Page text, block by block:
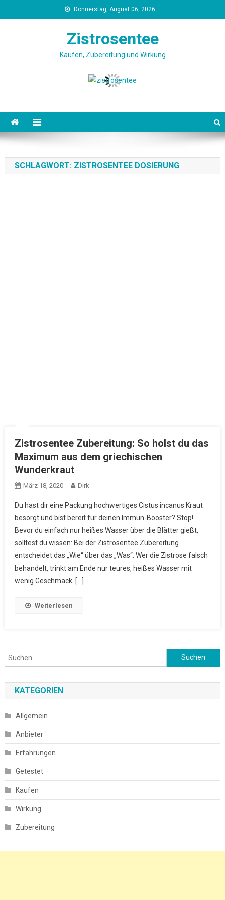
to
Donnerstag, August 06, 2026
Zistrosentee
Kaufen, Zubereitung und Wirkung
SCHLAGWORT: ZISTROSENTEE DOSIERUNG
Zistrosentee Zubereitung: So holst du das
Maximum aus dem griechischen
Wunderkraut
März 18, 2020 Dirk
Du hast dir eine Packung hochwertiges Cistus incanus Kraut
besorgt und bist bereit für deinen Immun-Booster? Stop!
Bevor du einfach nur heißes Wasser über die Blätter gießt,
solltest du wissen: Bei der Zistrosentee Zubereitung
entscheidet das „Wie“ über das „Was“. Wer die Zistrose falsch
behandelt, trinkt am Ende nur teures, heißes Wasser mit
wenig Geschmack. […]
Weiterlesen
Suchen
nach:
KATEGORIEN
Allgemein
Anbieter
Erfahrungen
Getestet
Kaufen
Wirkung
Zubereitung